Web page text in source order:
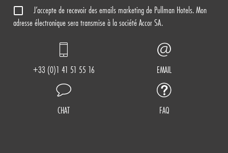
J’accepte de recevoir des emails marketing de Pullman Hotels. Mon
adresse électronique sera transmise à la société Accor SA.
+33 (0)1 41 51 55 16 EMAIL
CHAT FAQ